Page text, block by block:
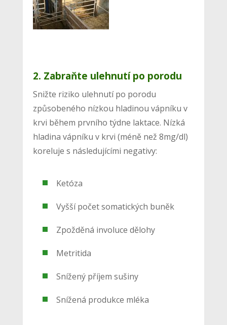
2. Zabraňte ulehnutí po porodu
Snižte riziko ulehnutí po porodu
způsobeného nízkou hladinou vápníku v
krvi během prvního týdne laktace. Nízká
hladina vápníku v krvi (méně než 8mg/dl)
koreluje s následujícími negativy:
Ketóza
Vyšší počet somatických buněk
Zpožděná involuce dělohy
Metritida
Snížený příjem sušiny
Snížená produkce mléka